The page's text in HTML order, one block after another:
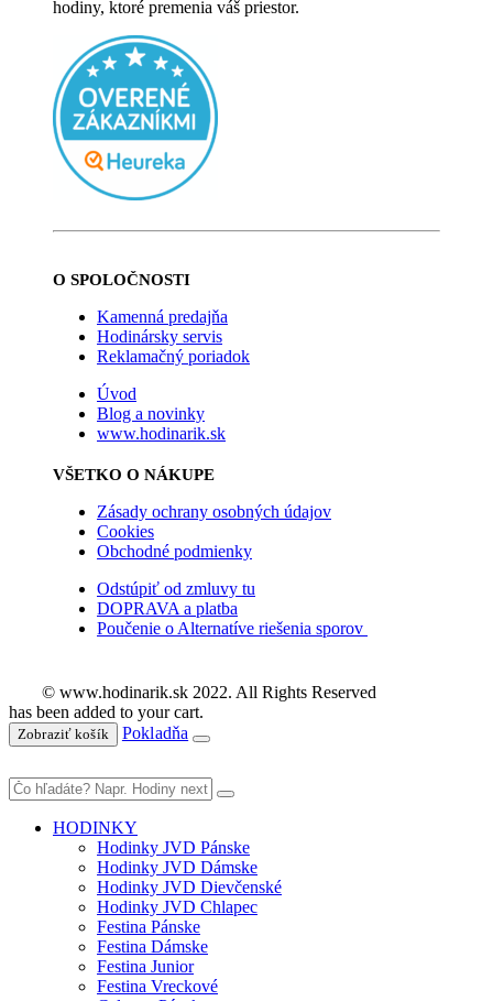
hodiny, ktoré premenia váš priestor.
O SPOLOČNOSTI
Kamenná predajňa
Hodinársky servis
Reklamačný poriadok
Úvod
Blog a novinky
www.hodinarik.sk
VŠETKO O NÁKUPE
Zásady ochrany osobných údajov
Cookies
Obchodné podmienky
Odstúpiť od zmluvy tu
DOPRAVA a platba
Poučenie o Alternatíve riešenia sporov
© www.hodinarik.sk 2022. All Rights Reserved
has been added to your cart.
Zobraziť košík Pokladňa
HODINKY
Hodinky JVD Pánske
Hodinky JVD Dámske
Hodinky JVD Dievčenské
Hodinky JVD Chlapec
Festina Pánske
Festina Dámske
Festina Junior
Festina Vreckové